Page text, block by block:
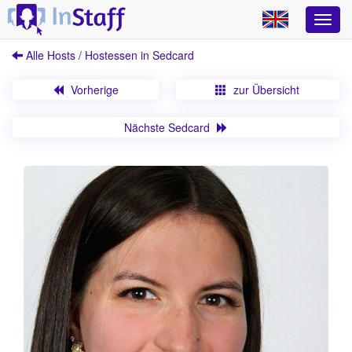
Alle Hosts / Hostessen in Sedcard
Vorherige zur Übersicht
Nächste Sedcard